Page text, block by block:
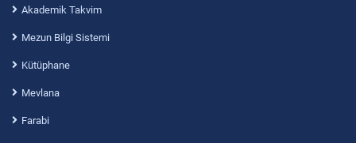
Akademik Takvim
Mezun Bilgi Sistemi
Kütüphane
Mevlana
Farabi